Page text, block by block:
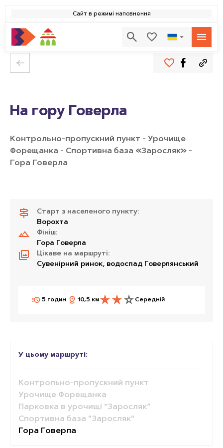
Сайт в режимі наповнення
На гору Говерла
Контрольно-пропускний пункт - Урочище
Форещанка - Спортивна база «Заросляк» -
Гора Говерла
Старт з населеного пункту:
Ворохта
Фініш:
Гора Говерла
Цікаве на маршруті:
Сувенірний ринок, водоспад Говерлянський
5 годин 10,5 км Середній
У цьому маршруті:
Контрольно-пропускний пункт
Урочище Форещанка
Парковка в урочищі “Заросляк”
Спортивна база "Заросляк"
Гора Говерла